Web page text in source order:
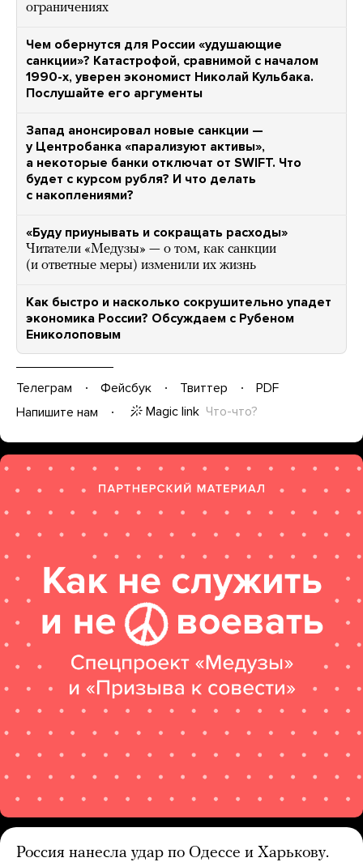
ограничениях
Чем обернутся для России «удушающие
санкции»? Катастрофой, сравнимой с началом
1990-х, уверен экономист Николай Кульбака.
Послушайте его аргументы
Запад анонсировал новые санкции —
у Центробанка «парализуют активы»,
а некоторые банки отключат от SWIFT. Что
будет с курсом рубля? И что делать
с накоплениями?
«Буду приунывать и сокращать расходы»
Читатели «Медузы» — о том, как санкции
(и ответные меры) изменили их жизнь
Как быстро и насколько сокрушительно упадет
экономика России? Обсуждаем с Рубеном
Ениколоповым
Телеграм Фейсбук Твиттер
PDF
Напишите нам
Magic link Что-что?
Россия нанесла удар по Одессе и Харькову.